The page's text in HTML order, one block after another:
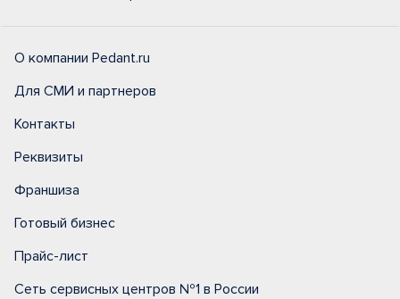
О компании Pedant.ru
Для СМИ и партнеров
Контакты
Реквизиты
Франшиза
Готовый бизнес
Прайс-лист
Сеть сервисных центров №1 в России